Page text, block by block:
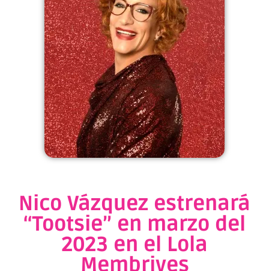
Nico Vázquez estrenará
“Tootsie” en marzo del
2023 en el Lola
Membrives